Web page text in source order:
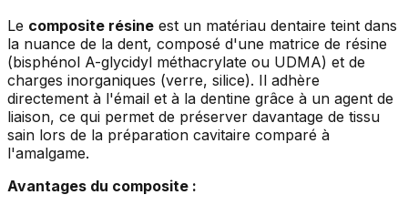
Le composite résine est un matériau dentaire teint dans
la nuance de la dent, composé d'une matrice de résine
(bisphénol A-glycidyl méthacrylate ou UDMA) et de
charges inorganiques (verre, silice). Il adhère
directement à l'émail et à la dentine grâce à un agent de
liaison, ce qui permet de préserver davantage de tissu
sain lors de la préparation cavitaire comparé à
l'amalgame.
Avantages du composite :